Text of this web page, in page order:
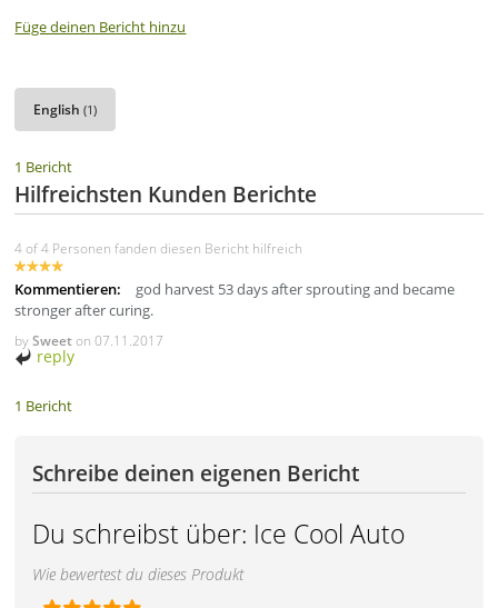
Füge deinen Bericht hinzu
English(1)
1 Bericht
Hilfreichsten Kunden Berichte
4 of 4 Personen fanden diesen Bericht hilfreich
Kommentieren:
god harvest 53 days after sprouting and became
stronger after curing.
bySweeton07.11.2017
reply
1 Bericht
Schreibe deinen eigenen Bericht
Du schreibst über: Ice Cool Auto
Wie bewertest du dieses Produkt